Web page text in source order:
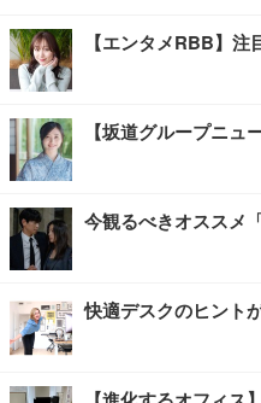
【エンタメRBB】
【坂道グループニ
今観るべきオススメ
快適デスクのヒント